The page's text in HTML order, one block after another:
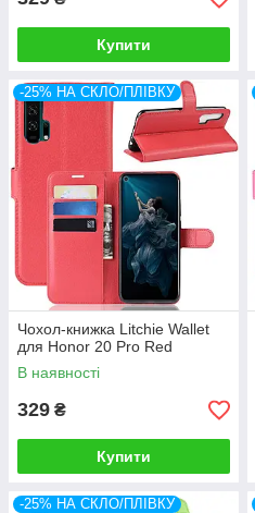
Купити
-25% НА СКЛО/ПЛІВКУ
Чохол-книжка Litchie Wallet
для Honor 20 Pro Red
В наявності
329 ₴
Купити
-25% НА СКЛО/ПЛІВКУ